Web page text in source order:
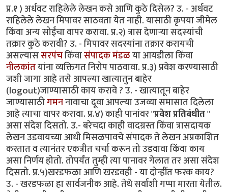
प्र.१ ) अर्धवट राहिलेले लेखन कसे आणि कुठे दिसेल? उ. - अर्धवट
राहिलेले लेखन मिपावर साठवता येत नाही. यासाठी कृपया जीमेल
किंवा अन्य सोईंचा वापर करावा. प्र.२) त्रास देणार्‍या सदस्यांची
तक्रार कुठे करावी? उ. - मिपावर सदस्यांना तक्रार करायची
असल्याससरपंचकिंवासंपादक मंडळया आयडीला किंवा
नीलकांतयांना व्यक्तिगत निरोप पाठवावा. प्र.३) प्रवेश करण्यासाठी
जशी जागा आहे तसे आपल्या खात्यातुन बाहेर
(logout)जाण्यासाठी काय करावे ? उ. - खात्यातून बाहेर
जाण्यासाठीगमननावाचा दूवा आपल्या उजव्या समासात दिलेला
आहे त्याचा वापर करावा. प्र.४) काही पानांवर "प्रवेश प्रतिबंधीत"
असा संदेश दिसतो. उ.- बरेचदा काही वादग्रस्त किंवा त्रासदायक
लेखन उडवायच्या आधी मिसळपावचे संपादक ते लेखन अप्रकाशित
करतात व त्यानंतर एकत्रीत चर्चा करून तो उडवावा किंवा काय
असा निर्णय होतो. तोपर्यंत तुम्ही त्या पानावर गेलात तर असा संदेश
दिसतो. प्र.५)खरडफळा आणि खरडवही - या दोन्हींत फरक काय?
उ. - खरडफळा हा सार्वजनीक आहे. तेथे सर्वांशी गप्पा मारता येतील.